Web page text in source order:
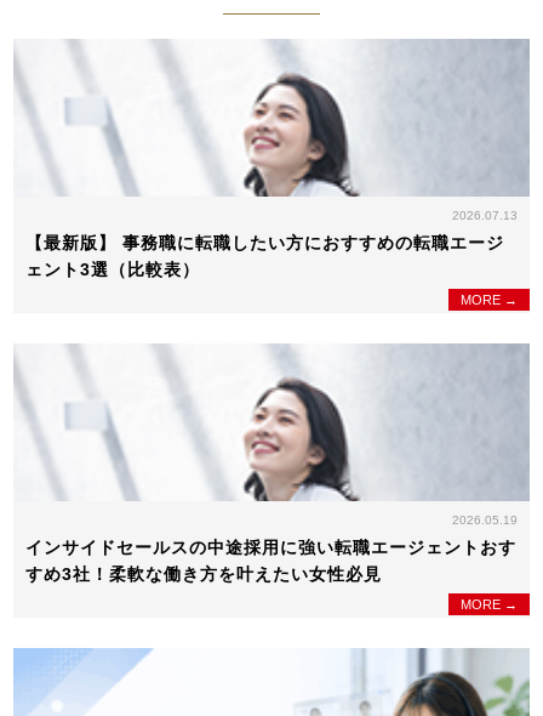
2026.07.13
【最新版】 事務職に転職したい方におすすめの転職エージ
ェント3選（比較表）
MORE →
2026.05.19
インサイドセールスの中途採用に強い転職エージェントおす
すめ3社！柔軟な働き方を叶えたい女性必見
MORE →